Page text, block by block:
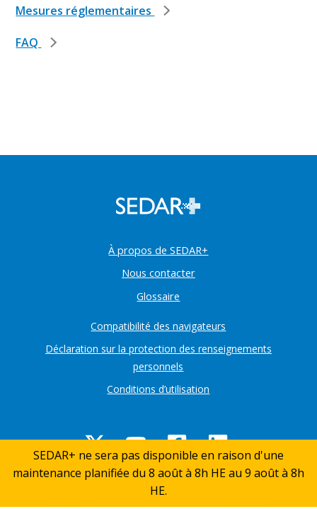
Mesures réglementaires
FAQ
À propos de SEDAR+
Nous contacter
Glossaire
Compatibilité des navigateurs
Déclaration sur la protection des renseignements
personnels
Conditions d’utilisation
Copyright © 2025 British Columbia Securities
SEDAR+ ne sera pas disponible en raison d'une
maintenance planifiée du 8 août à 8h HE au 9 août à 8h
HE.
en